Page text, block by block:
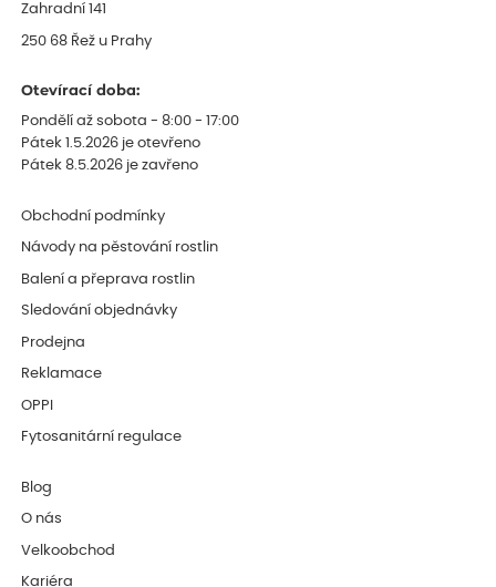
Zahradní 141
250 68 Řež u Prahy
Otevírací doba:
Pondělí až sobota - 8:00 - 17:00
Pátek 1.5.2026 je otevřeno
Pátek 8.5.2026 je zavřeno
Obchodní podmínky
Návody na pěstování rostlin
Balení a přeprava rostlin
Sledování objednávky
Prodejna
Reklamace
OPPI
Fytosanitární regulace
Blog
O nás
Velkoobchod
Kariéra